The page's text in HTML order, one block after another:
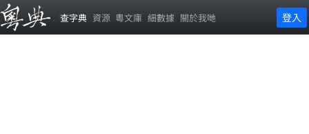
查字典 資源 粵文庫 細數據 關於我哋 登入